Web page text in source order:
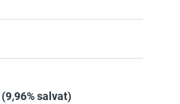
(9,96% salvat)